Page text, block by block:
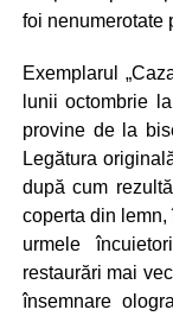
foi nenumerotate
Exemplarul
lunii octombrie
provine de la
Legătura
după cum
coperta din
urmele
restaurări mai
însemnare